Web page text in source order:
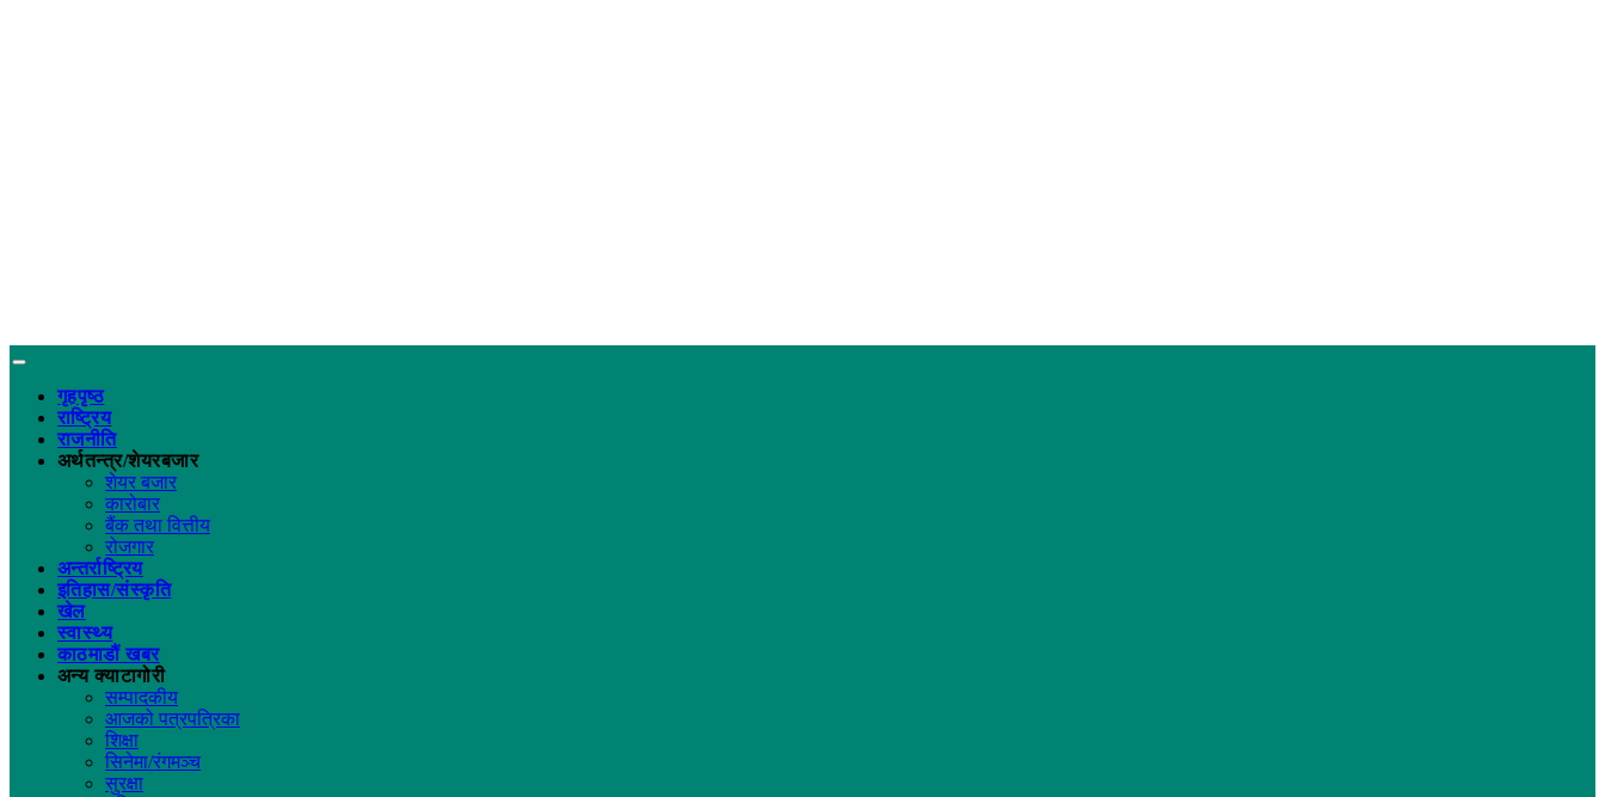
गृहपृष्ठ
राष्ट्रिय
राजनीति
अर्थतन्त्र/शेयरबजार
शेयर बजार
कारोबार
बैंक तथा वित्तीय
रोजगार
अन्तर्राष्ट्रिय
इतिहास/संस्कृति
खेल
स्वास्थ्य
काठमाडौं खबर
अन्य क्याटागोरी
सम्पादकीय
आजको पत्रपत्रिका
शिक्षा
सिनेमा/रंगमञ्च
सुरक्षा